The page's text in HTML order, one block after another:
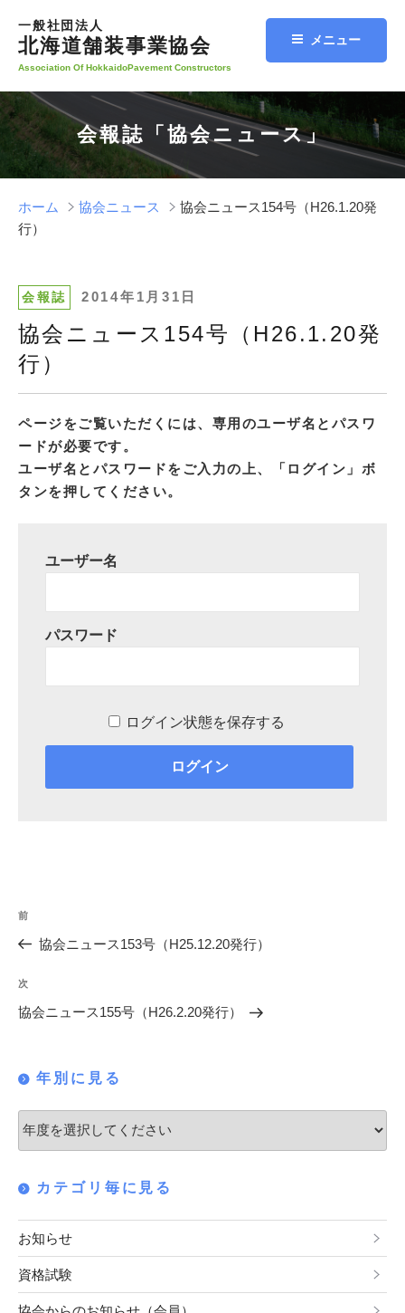
ツ
へ
ス
一般社団法人
北海道舗装事業協会
Association Of HokkaidoPavement Constructors
メニュー
会報誌「協会ニュース」
ホーム 協会ニュース
協会ニュース154号（H26.1.20発
行）
会報誌
投
日:
2014年1月31日
協会ニュース154号（H26.1.20発
行）
ページをご覧いただくには、専用のユーザ名とパスワ
ードが必要です。
ユーザ名とパスワードをご入力の上、「ログイン」ボ
タンを押してください。
ユーザー名
パスワード
ログイン状態を保存する
投
稿
シ
ョ
ン
過
去
投
稿
前
協会ニュース153号（H25.12.20発行）
次
の
次
協会ニュース155号（H26.2.20発行）
年別に見る
カテゴリ毎に見る
お知らせ
資格試験